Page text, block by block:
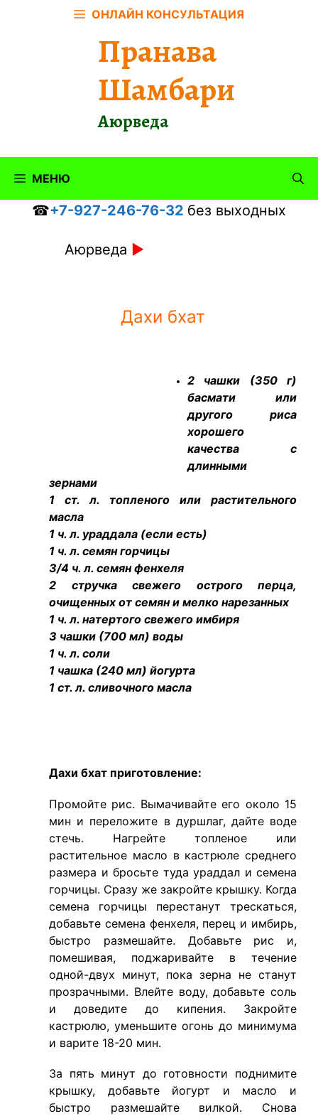
ОНЛАЙН КОНСУЛЬТАЦИЯ
Пранава
Шамбари
Аюрведа
МЕНЮ
☎+7-927-246-76-32 без выходных
Аюрведа ►
Дахи бхат
2 чашки (350 г)
басмати или
другого риса
хорошего
качества с
длинными
зернами
1 ст. л. топленого или растительного
масла
1 ч. л. ураддала (если есть)
1 ч. л. семян горчицы
3/4 ч. л. семян фенхеля
2 стручка свежего острого перца,
очищенных от семян и мелко нарезанных
1 ч. л. натертого свежего имбиря
3 чашки (700 мл) воды
1 ч. л. соли
1 чашка (240 мл) йогурта
1 ст. л. сливочного масла
Дахи бхат приготовление:
Промойте рис. Вымачивайте его около 15
мин и переложите в дуршлаг, дайте воде
стечь. Нагрейте топленое или
растительное масло в кастрюле среднего
размера и бросьте туда ураддал и семена
горчицы. Сразу же закройте крышку. Когда
семена горчицы перестанут трескаться,
добавьте семена фенхеля, перец и имбирь,
быстро размешайте. Добавьте рис и,
помешивая, поджаривайте в течение
одной-двух минут, пока зерна не станут
прозрачными. Влейте воду, добавьте соль
и доведите до кипения. Закройте
кастрюлю, уменьшите огонь до минимума
и варите 18-20 мин.
За пять минут до готовности поднимите
крышку, добавьте йогурт и масло и
быстро размешайте вилкой. Снова